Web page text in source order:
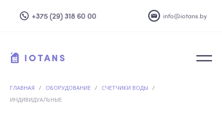
+375 (29) 318 60 00 info@iotans.by
IOTANS
ГЛАВНАЯ / ОБОРУДОВАНИЕ / СЧЕТЧИКИ ВОДЫ /
ИНДИВИДУАЛЬНЫЕ